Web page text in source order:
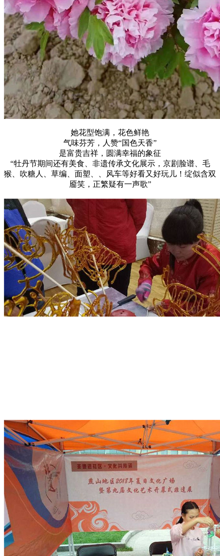
她花型饱满，花色鲜艳
气味芬芳，人赞“国色天香”
是富贵吉祥，圆满幸福的象征
“牡丹节期间还有美食、非遗传承文化展示，京剧脸谱、毛
猴、吹糖人、草编、面塑、、风车等好看又好玩儿！绽似含双
靥笑，正繁疑有一声歌”